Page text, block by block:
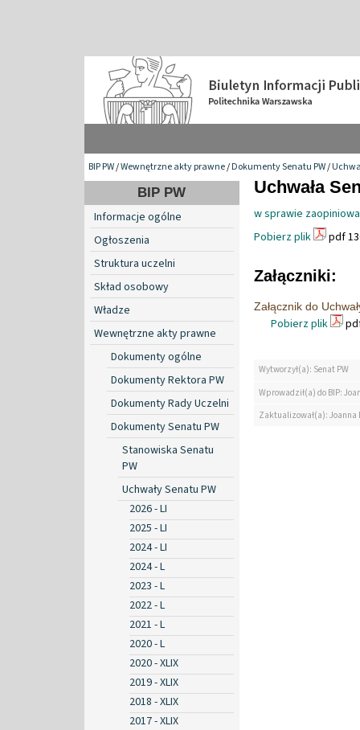
BIP PW/Wewnętrzne akty prawne/Dokumenty Senatu PW/
BIP PW
Informacje ogólne
Ogłoszenia
Struktura uczelni
Skład osobowy
Władze
Wewnętrzne akty prawne
Dokumenty ogólne
Dokumenty Rektora PW
Dokumenty Rady Uczelni
Dokumenty Senatu PW
Stanowiska Senatu
PW
Uchwały Senatu PW
2026 - LI
2025 - LI
2024 - LI
2024 - L
2023 - L
2022 - L
2021 - L
2020 - L
2020 - XLIX
2019 - XLIX
2018 - XLIX
2017 - XLIX
Uchwała
w sprawie
Pobierz plik
pdf
Załączniki:
Załącznik do
Pobierz plik
Wytworzył(a): Senat PW
Wprowadził(a) do BIP:
Zaktualizował(a):